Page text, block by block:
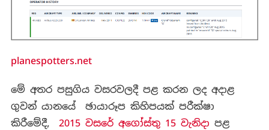
planespotters.net
මේ අතර පසුගිය වසරවලදී පළ කරන ලද අදාළ
ගුවන් යානයේ ඡායාරූප කිහිපයක් පරීක්ෂා
කිරීමේදී, 2015 වසරේ අගෝස්තු 15 වැනිදා පළ